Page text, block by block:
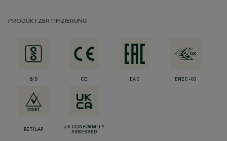
PRODUKTZERTIFIZIERUNG
BIS CE EAC ENEC-03
RETILAP
UK CONFORMITY
ASSESSED